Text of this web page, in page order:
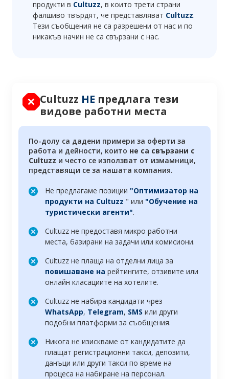
продукти в Cultuzz, в които трети страни
фалшиво твърдят, че представляват Cultuzz.
Тези съобщения не са разрешени от нас и по
никакъв начин не са свързани с нас.
Cultuzz НЕ предлага тези
видове работни места
По-долу са дадени примери за оферти за
работа и дейности, които не са свързани с
Cultuzz и често се използват от измамници,
представящи се за нашата компания.
Не предлагаме позиции "Оптимизатор на
продукти на Cultuzz " или "Обучение на
туристически агенти".
Cultuzz не предоставя микро работни
места, базирани на задачи или комисиони.
Cultuzz не плаща на отделни лица за
повишаване на рейтингите, отзивите или
онлайн класациите на хотелите.
Cultuzz не набира кандидати чрез
WhatsApp, Telegram, SMS или други
подобни платформи за съобщения.
Никога не изискваме от кандидатите да
плащат регистрационни такси, депозити,
данъци или други такси по време на
процеса на набиране на персонал.